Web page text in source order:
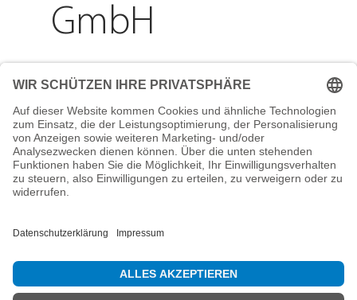
Adresse
Reichenberger Str. 1
84130 Dingolfing
Telefon
info@mountain-sports-
GmbH